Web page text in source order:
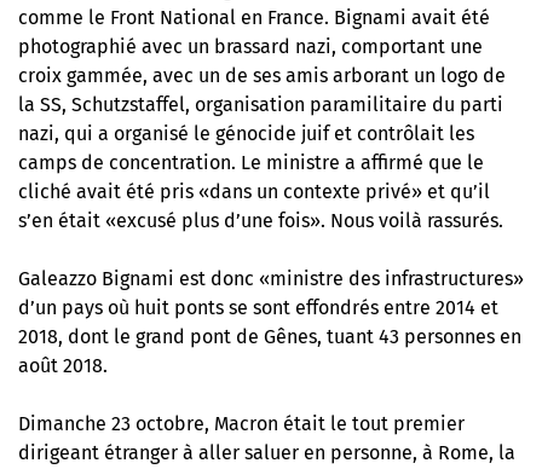
comme le Front National en France. Bignami avait été
photographié avec un brassard nazi, comportant une
croix gammée, avec un de ses amis arborant un logo de
la SS, Schutzstaffel, organisation paramilitaire du parti
nazi, qui a organisé le génocide juif et contrôlait les
camps de concentration. Le ministre a affirmé que le
cliché avait été pris «dans un contexte privé» et qu’il
s’en était «excusé plus d’une fois». Nous voilà rassurés.
Galeazzo Bignami est donc «ministre des infrastructures»
d’un pays où huit ponts se sont effondrés entre 2014 et
2018, dont le grand pont de Gênes, tuant 43 personnes en
août 2018.
Dimanche 23 octobre, Macron était le tout premier
dirigeant étranger à aller saluer en personne, à Rome, la